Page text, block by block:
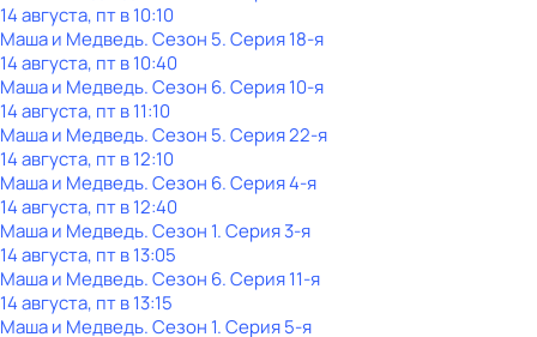
14 августа, пт в 10:10
Маша и Медведь. Сезон 5. Серия 18-я
14 августа, пт в 10:40
Маша и Медведь. Сезон 6. Серия 10-я
14 августа, пт в 11:10
Маша и Медведь. Сезон 5. Серия 22-я
14 августа, пт в 12:10
Маша и Медведь. Сезон 6. Серия 4-я
14 августа, пт в 12:40
Маша и Медведь. Сезон 1. Серия 3-я
14 августа, пт в 13:05
Маша и Медведь. Сезон 6. Серия 11-я
14 августа, пт в 13:15
Маша и Медведь. Сезон 1. Серия 5-я